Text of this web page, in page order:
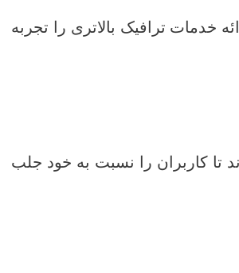
خدمات ترافیک بالاتری را تجربه
تا کاربران را نسبت به خود جلب